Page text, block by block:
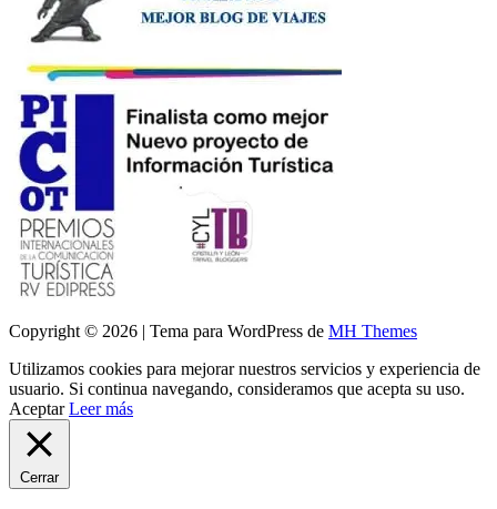
Copyright © 2026 | Tema para WordPress de MH Themes
Utilizamos cookies para mejorar nuestros servicios y experiencia de
usuario. Si continua navegando, consideramos que acepta su uso.
Aceptar Leer más
Cerrar